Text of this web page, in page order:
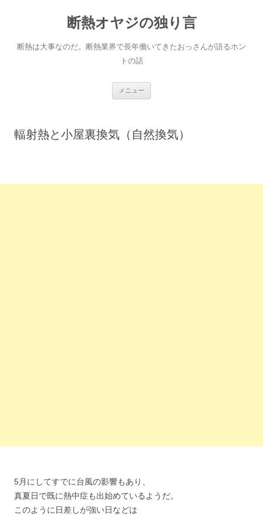
断熱オヤジの独り言
断熱は大事なのだ。断熱業界で長年働いてきたおっさんが語るホン
トの話
メニュー
へ
ス
輻射熱と小屋裏換気（自然換気）
5月にしてすでに台風の影響もあり、
真夏日で既に熱中症も出始めているようだ。
このように日差しが強い日などは